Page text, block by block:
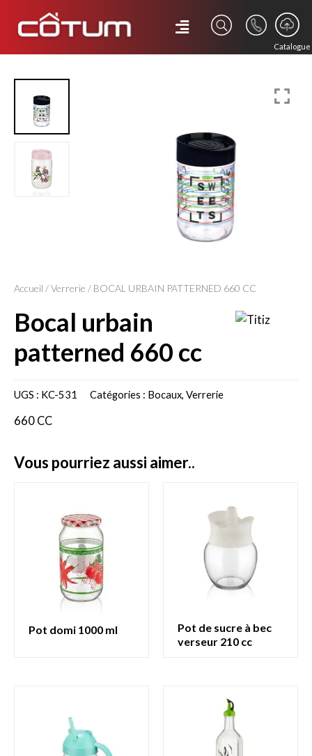
Catalogue
Accueil /Verrerie / BOCAL URBAIN PATTERNED 660 CC
bocal urbain
patterned 660 cc
UGS : KC-531 Catégories : Bocaux, Verrerie
660 CC
vous pourriez aussi aimer..
pot domi 1000 ml
pot de sucre à bec
verseur 210 cc